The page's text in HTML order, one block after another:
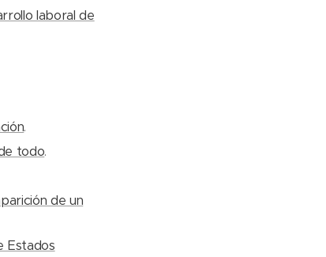
laboral de
.
todo.
de un
Estados